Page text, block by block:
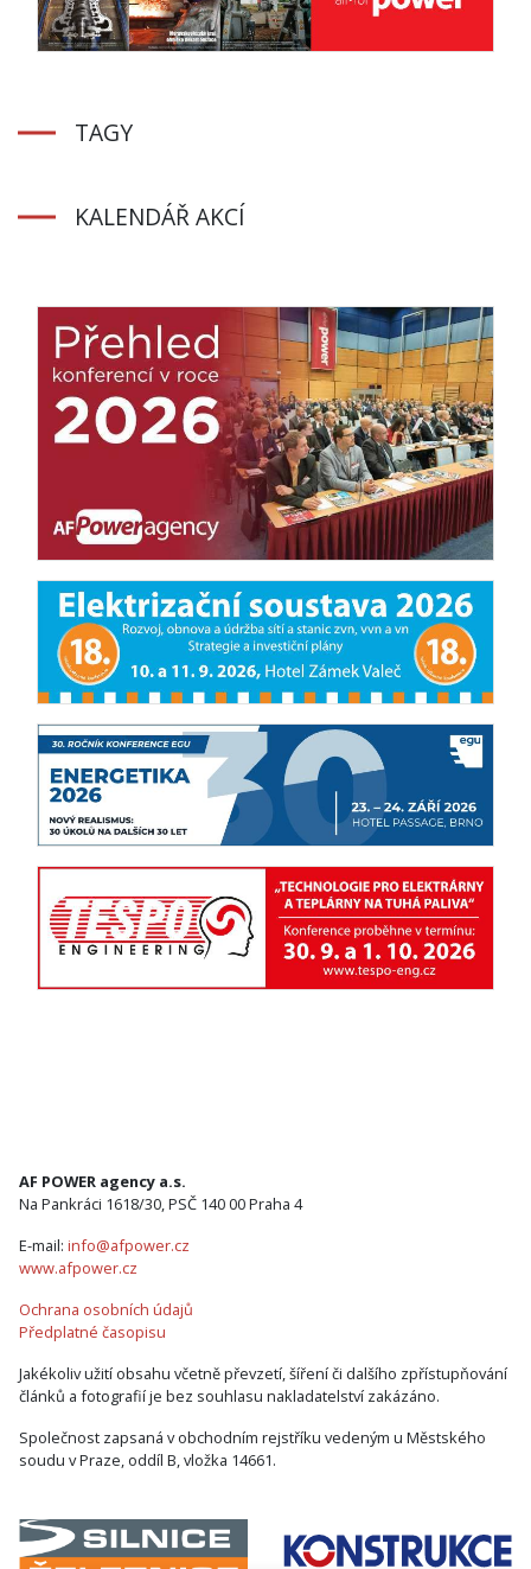
TAGY
KALENDÁŘ AKCÍ
AF POWER agency a.s.
Na Pankráci 1618/30, PSČ 140 00 Praha 4
E-mail: info@afpower.cz
www.afpower.cz
Ochrana osobních údajů
Předplatné časopisu
Jakékoliv užití obsahu včetně převzetí, šíření či dalšího zpřístupňování
článků a fotografií je bez souhlasu nakladatelství zakázáno.
Společnost zapsaná v obchodním rejstříku vedeným u Městského
soudu v Praze, oddíl B, vložka 14661.